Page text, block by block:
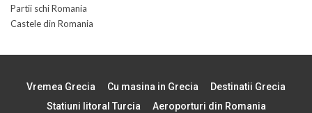
Partii schi Romania
Castele din Romania
Vremea Grecia Cu masina in Grecia
Destinatii Grecia
Statiuni litoral Turcia
Aeroporturi din Romania